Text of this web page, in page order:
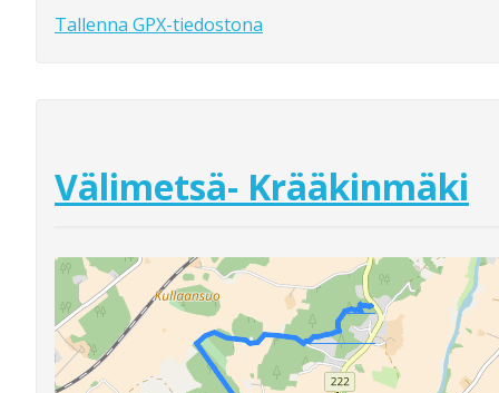
Tallenna GPX-tiedostona
Välimetsä- Krääkinmäki